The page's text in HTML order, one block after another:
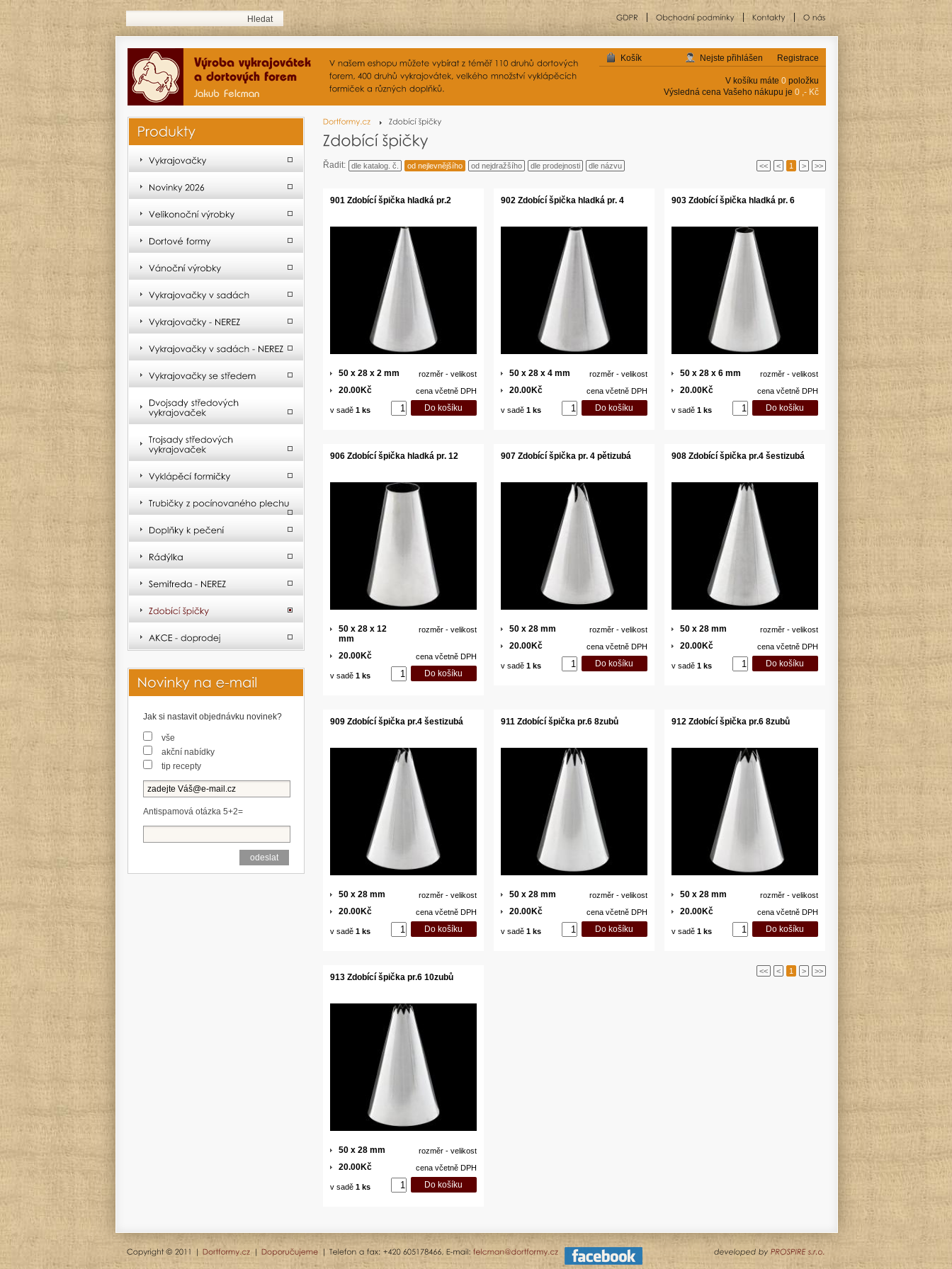
Registrace
Nejste přihlášen
Košík
V košíku máte 0 položku
Výsledná cena Vašeho nákupu je 0 ,- Kč
<< < 1 > >>
Řadit: dle katalog. č. od nejlevnějšího od nejdražšího dle prodejnosti dle názvu
901 Zdobící špička hladká pr.2
rozměr - velikost
50 x 28 x 2 mm
cena včetně DPH
20.00Kč
v sadě 1 ks
902 Zdobící špička hladká pr. 4
rozměr - velikost
50 x 28 x 4 mm
cena včetně DPH
20.00Kč
v sadě 1 ks
903 Zdobící špička hladká pr. 6
rozměr - velikost
50 x 28 x 6 mm
cena včetně DPH
20.00Kč
v sadě 1 ks
906 Zdobící špička hladká pr. 12
rozměr - velikost
50 x 28 x 12
mm
cena včetně DPH
20.00Kč
v sadě 1 ks
907 Zdobící špička pr. 4 pětizubá
rozměr - velikost
50 x 28 mm
cena včetně DPH
20.00Kč
v sadě 1 ks
908 Zdobící špička pr.4 šestizubá
rozměr - velikost
50 x 28 mm
cena včetně DPH
20.00Kč
v sadě 1 ks
909 Zdobící špička pr.4 šestizubá
rozměr - velikost
50 x 28 mm
cena včetně DPH
20.00Kč
v sadě 1 ks
911 Zdobící špička pr.6 8zubů
rozměr - velikost
50 x 28 mm
cena včetně DPH
20.00Kč
v sadě 1 ks
912 Zdobící špička pr.6 8zubů
rozměr - velikost
50 x 28 mm
cena včetně DPH
20.00Kč
v sadě 1 ks
913 Zdobící špička pr.6 10zubů
rozměr - velikost
50 x 28 mm
cena včetně DPH
20.00Kč
v sadě 1 ks
<< < 1 > >>
Jak si nastavit objednávku novinek?
vše
akční nabídky
tip recepty
Antispamová otázka 5+2=